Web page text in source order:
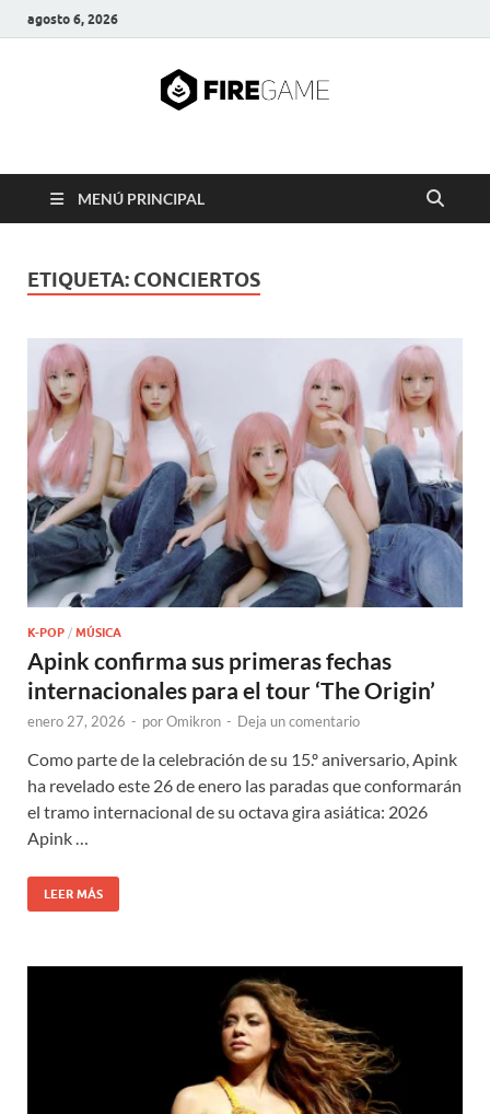
agosto 6, 2026
FIRE GAME
MENÚ PRINCIPAL
ETIQUETA: CONCIERTOS
K-POP / MÚSICA
Apink confirma sus primeras fechas
internacionales para el tour ‘The Origin’
enero 27, 2026 - porOmikron - Deja un comentario
Como parte de la celebración de su 15.º aniversario, Apink
ha revelado este 26 de enero las paradas que conformarán
el tramo internacional de su octava gira asiática: 2026
Apink …
LEER MÁS